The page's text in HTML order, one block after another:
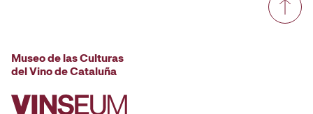
Museo de las Culturas
del Vino de Cataluña